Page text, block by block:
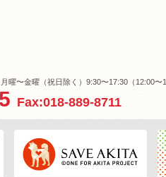
曜〜金曜（祝日除く）9:30〜17:30（12:00〜
Fax:018-889-8711